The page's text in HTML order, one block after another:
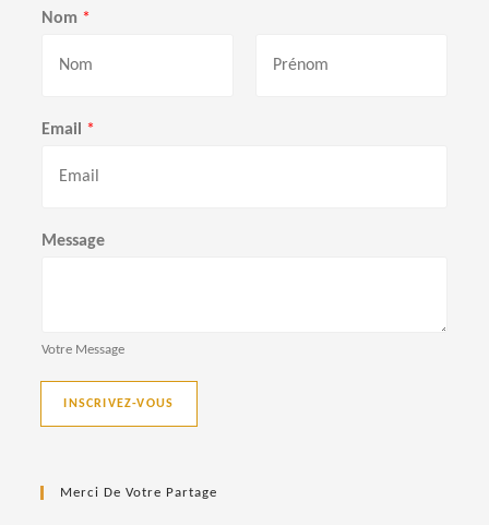
Nom *
r
é
Email *
Message
Votre Message
INSCRIVEZ-VOUS
Merci De Votre Partage